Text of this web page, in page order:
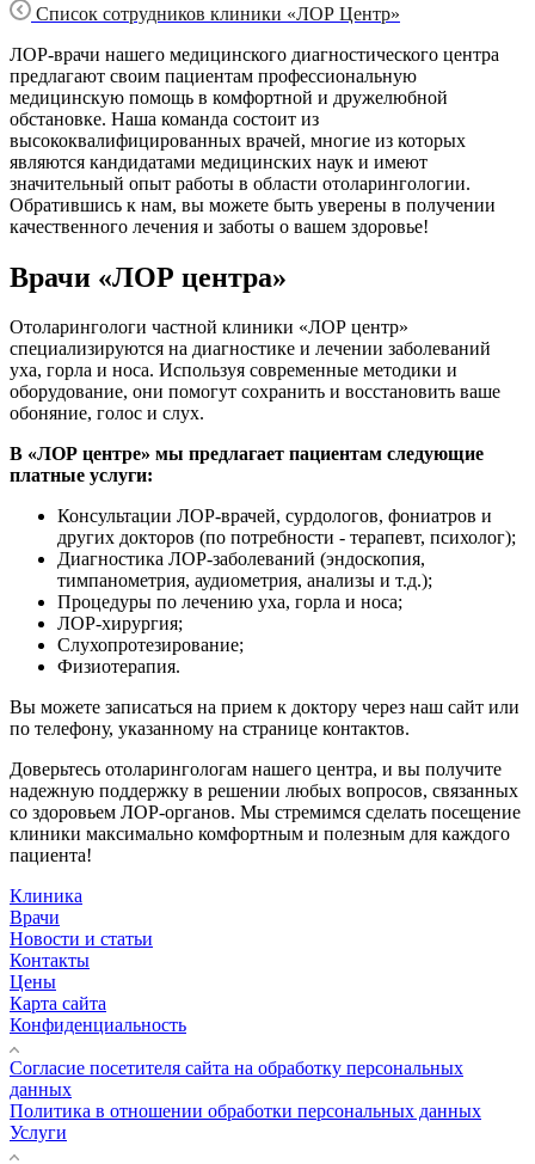
Список сотрудников клиники «ЛОР Центр»
ЛОР-врачи нашего медицинского диагностического центра
предлагают своим пациентам профессиональную
медицинскую помощь в комфортной и дружелюбной
обстановке. Наша команда состоит из
высококвалифицированных врачей, многие из которых
являются кандидатами медицинских наук и имеют
значительный опыт работы в области отоларингологии.
Обратившись к нам, вы можете быть уверены в получении
качественного лечения и заботы о вашем здоровье!
Врачи «ЛОР центра»
Отоларингологи частной клиники «ЛОР центр»
специализируются на диагностике и лечении заболеваний
уха, горла и носа. Используя современные методики и
оборудование, они помогут сохранить и восстановить ваше
обоняние, голос и слух.
В «ЛОР центре» мы предлагает пациентам следующие
платные услуги:
Консультации ЛОР-врачей, сурдологов, фониатров и
других докторов (по потребности - терапевт, психолог);
Диагностика ЛОР-заболеваний (эндоскопия,
тимпанометрия, аудиометрия, анализы и т.д.);
Процедуры по лечению уха, горла и носа;
ЛОР-хирургия;
Слухопротезирование;
Физиотерапия.
Вы можете записаться на прием к доктору через наш сайт или
по телефону, указанному на странице контактов.
Доверьтесь отоларингологам нашего центра, и вы получите
надежную поддержку в решении любых вопросов, связанных
со здоровьем ЛОР-органов. Мы стремимся сделать посещение
клиники максимально комфортным и полезным для каждого
пациента!
Клиника
Врачи
Новости и статьи
Контакты
Цены
Карта сайта
Конфиденциальность
Согласие посетителя сайта на обработку персональных
данных
Политика в отношении обработки персональных данных
Услуги